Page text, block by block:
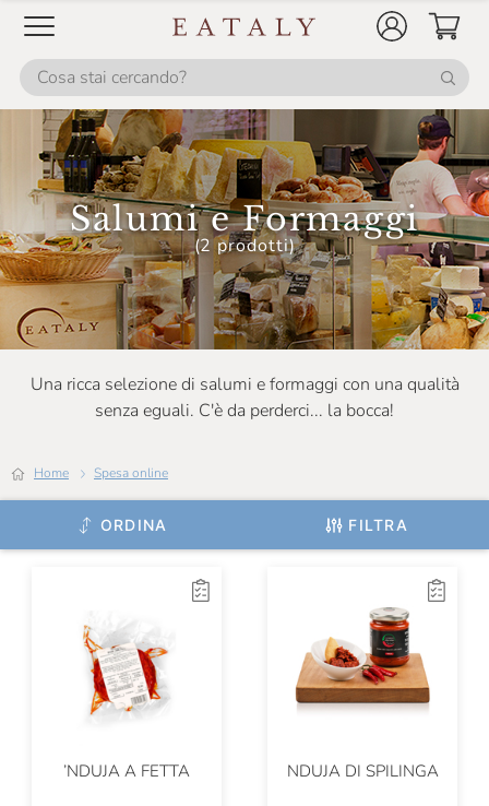
Salumi e Formaggi
(2 prodotti)
Una ricca selezione di salumi e formaggi con una qualità
senza eguali. C'è da perderci... la bocca!
Home Spesa online
ORDINA FILTRA
Le Terre Di Don Peppe
Macelleria Marini
Maison Bertolin
Master Gnocchi
Montaraz
Monte Jugo
Nebrodicarni
Negrini
Paganoni
Quadro Carni
Quaglia Vincenzo
Salumi Di San Rocco
Salumificio Bazza
Salumificio Mannori
’NDUJA A FETTA NDUJA DI SPILINGA